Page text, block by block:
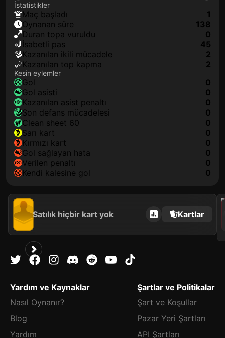
İstatistikler
maç başladı
1
oynanan süre
138
duran topa vuruldu
0
isabetli pas
45
kazanılan ikili mücadele
2
kazanılan top kapma
2
Kesin eylemler
gol
0
gol asisti
0
kazanılan asist penaltı
0
son defans mücadelesi
0
clean sheet 60
0
sarı kart
0
kırmızı kart
0
gol sağlayan hata
0
verilen penaltı
0
kendi kalesine gol
0
Satılık hiçbir kart yok Kartlar
2020
Yardım ve Kaynaklar
Nasıl Oynanır?
Blog
Yardım
Şartlar ve Politikalar
Şart ve Koşullar
Pazar Yeri Şartları
API Şartları